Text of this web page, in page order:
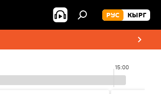
РУС КЫРГ
15:00